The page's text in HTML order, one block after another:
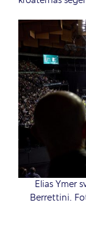
Elias Ymer
Berrettini.